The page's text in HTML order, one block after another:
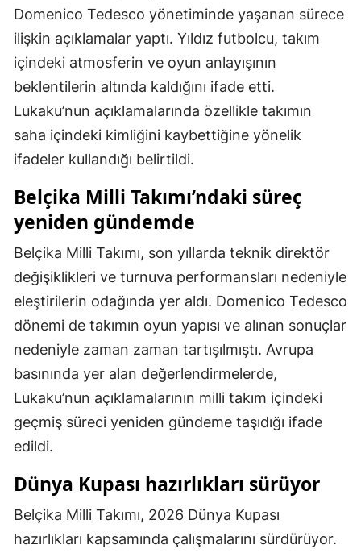
Kastamonu
Kayseri
Kırklareli
Kırşehir
Kocaeli
Kütahya
Manisa
Kahramanmaraş
Mardin
Muğla
Muş
Rize
Domenico Tedesco yönetiminde yaşanan sürece
ilişkin açıklamalar yaptı. Yıldız futbolcu, takım
içindeki atmosferin ve oyun anlayışının
beklentilerin altında kaldığını ifade etti.
Lukaku’nun açıklamalarında özellikle takımın
saha içindeki kimliğini kaybettiğine yönelik
ifadeler kullandığı belirtildi.
Belçika Milli Takımı’ndaki süreç
yeniden gündemde
Belçika Milli Takımı, son yıllarda teknik direktör
değişiklikleri ve turnuva performansları nedeniyle
eleştirilerin odağında yer aldı. Domenico Tedesco
dönemi de takımın oyun yapısı ve alınan sonuçlar
nedeniyle zaman zaman tartışılmıştı. Avrupa
basınında yer alan değerlendirmelerde,
Lukaku’nun açıklamalarının milli takım içindeki
geçmiş süreci yeniden gündeme taşıdığı ifade
edildi.
Dünya Kupası hazırlıkları sürüyor
Belçika Milli Takımı, 2026 Dünya Kupası
hazırlıkları kapsamında çalışmalarını sürdürüyor.